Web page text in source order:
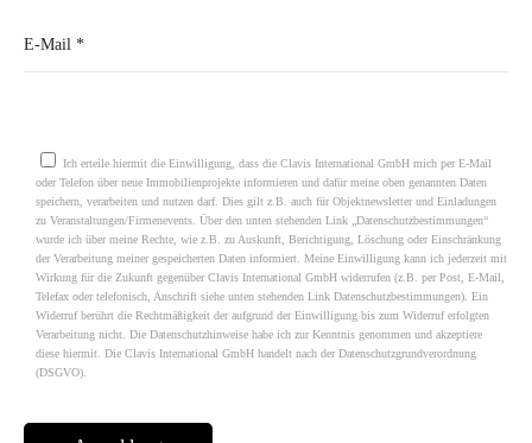
Ich erteile hiermit die Einwilligung, dass die Clavis International GmbH mich per E-Mail
oder Telefon über neue Immobilienprojekte informieren und dafür meine oben genannten Daten
speichern, verarbeiten und nutzen darf. Dies gilt z.B. auch für Objektnewsletter und Einladungen
zu Veranstaltungen/Firmenevents. Über den unten stehenden Link „Datenschutzbestimmungen“
wurde ich über meine Rechte, wie z.B. zu Auskunft, Berichtigung, Löschung oder Einschränkung
der Verarbeitung meiner gespeicherten Daten informiert. Meine Einwilligung kann ich jederzeit mit
Wirkung für die Zukunft gegenüber Clavis International GmbH widerrufen (z.B. per Post, E-Mail,
Telefax oder telefonisch, Anschrift siehe unten stehenden Link Datenschutzbestimmungen). Ein
Widerruf berührt die Rechtmäßigkeit der aufgrund der Einwilligung bis zum Widerruf erfolgten
Verarbeitung nicht. Die Datenschutzhinweise habe ich zur Kenntnis genommen und akzeptiere
diese hiermit. Die Clavis International GmbH handelt nach der Datenschutzgrundverordnung
(DSGVO).